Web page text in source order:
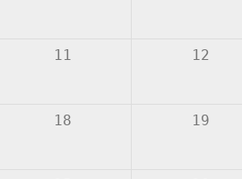
11 12
18 19